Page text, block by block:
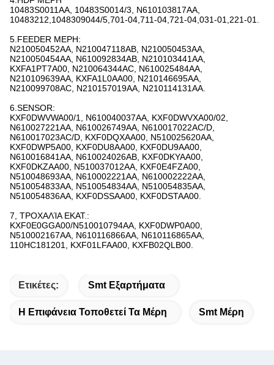
10483S0011AA, 10483S0014/3, N610103817AA,
10483212,1048309044/5,701-04,711-04,721-04,031-01,221-01.
5.FEEDER ΜΕΡΗ:
N210050452AA, N210047118AB, N210050453AA,
N210050454AA, N610092834AB, N210103441AA,
KXFA1PT7A00, N210064344AC, N610025484AA,
N210109639AA, KXFA1L0AA00, N210146695AA,
N210099708AC, N210157019AA, N210114131AA.
6.SENSOR:
KXF0DWVWA00/1, N610040037AA, KXF0DWVXA00/02,
N610027221AA, N610026749AA, N610017022AC/D,
N610017023AC/D, KXF0DQXAA00, N510025620AA,
KXF0DWP5A00, KXF0DU8AA00, KXF0DU9AA00,
N610016841AA, N610024026AB, KXF0DKYAA00,
KXF0DKZAA00, N510037012AA, KXF0E4FZA00,
N510048693AA, N610002221AA, N610002222AA,
N510054833AA, N510054834AA, N510054835AA,
N510054836AA, KXF0DSSAA00, KXF0DSTAA00.
7, ΤΡΟΧΑΛΊΑ ΕΚΑΤ.:
KXF0E0GGA00/N510010794AA, KXF0DWP0A00,
N510002167AA, N610116866AA, N610116865AA,
110HC181201, KXF01LFAA00, KXFB02QLB00.
Ετικέτες: Smt Εξαρτήματα
Η Επιφάνεια Τοποθετεί Τα Μέρη Smt Μέρη